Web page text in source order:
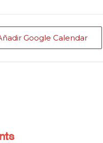
Google Calendar